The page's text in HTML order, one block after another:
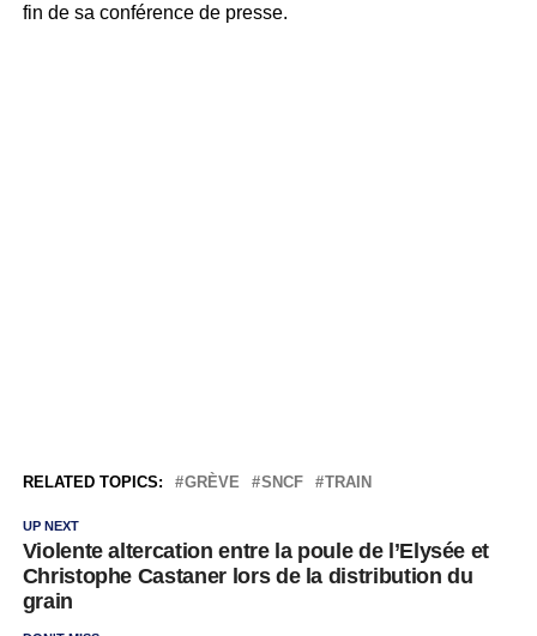
fin de sa conférence de presse.
RELATED TOPICS: GRÈVE SNCF TRAIN
UP NEXT
Violente altercation entre la poule de l’Elysée et
Christophe Castaner lors de la distribution du
grain